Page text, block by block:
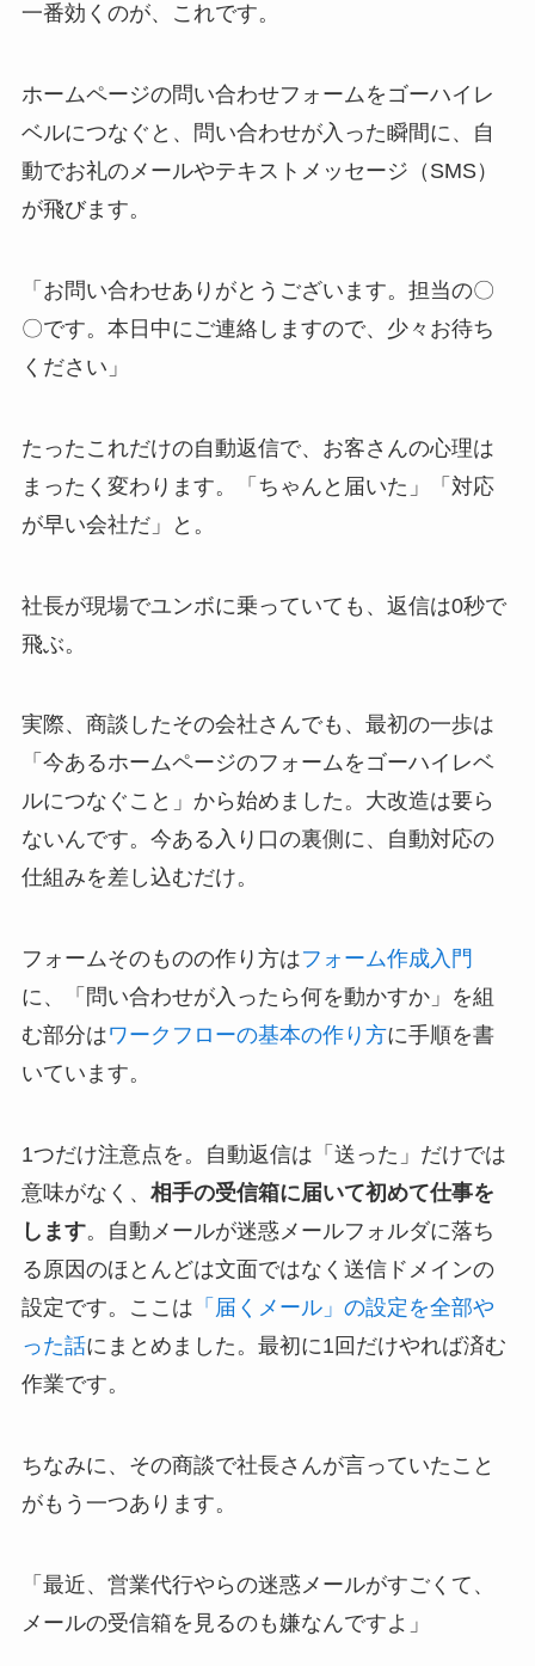
一番効くのが、これです。
ホームページの問い合わせフォームをゴーハイレ
ベルにつなぐと、問い合わせが入った瞬間に、自
動でお礼のメールやテキストメッセージ（SMS）
が飛びます。
「お問い合わせありがとうございます。担当の〇
〇です。本日中にご連絡しますので、少々お待ち
ください」
たったこれだけの自動返信で、お客さんの心理は
まったく変わります。「ちゃんと届いた」「対応
が早い会社だ」と。
社長が現場でユンボに乗っていても、返信は0秒で
飛ぶ。
実際、商談したその会社さんでも、最初の一歩は
「今あるホームページのフォームをゴーハイレベ
ルにつなぐこと」から始めました。大改造は要ら
ないんです。今ある入り口の裏側に、自動対応の
仕組みを差し込むだけ。
フォームそのものの作り方はフォーム作成入門
に、「問い合わせが入ったら何を動かすか」を組
む部分はワークフローの基本の作り方に手順を書
いています。
1つだけ注意点を。自動返信は「送った」だけでは
意味がなく、 相手の受信箱に届いて初めて仕事を
します。自動メールが迷惑メールフォルダに落ち
る原因のほとんどは文面ではなく送信ドメインの
設定です。ここは 「届くメール」の設定を全部や
った話にまとめました。最初に1回だけやれば済む
作業です。
ちなみに、その商談で社長さんが言っていたこと
がもう一つあります。
「最近、営業代行やらの迷惑メールがすごくて、
メールの受信箱を見るのも嫌なんですよ」